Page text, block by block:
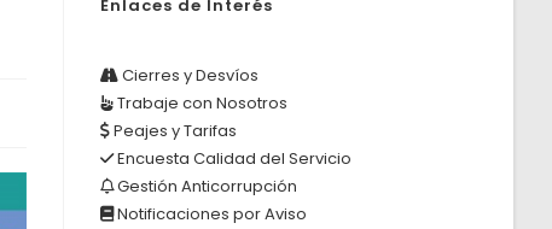
Enlaces de Interés
Cierres y Desvíos
Trabaje con Nosotros
Peajes y Tarifas
Encuesta Calidad del Servicio
Gestión Anticorrupción
Notificaciones por Aviso